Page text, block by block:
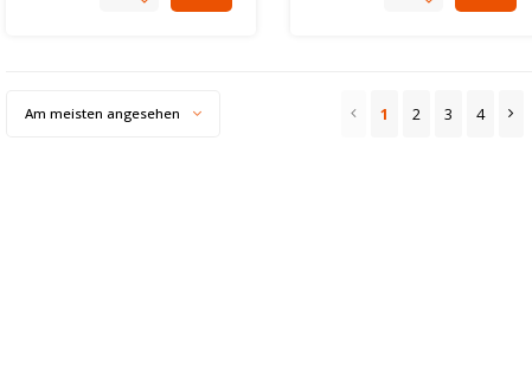
Am meisten angesehen 1 2 3 4